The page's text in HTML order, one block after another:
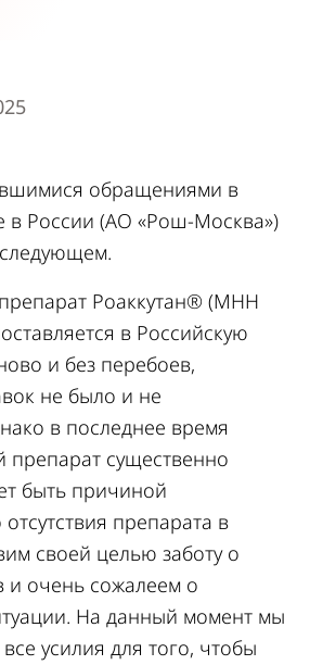
обращениями в
в России (АО «Рош-Москва»)
Роаккутан® (МНН
в Российскую
и без перебоев,
не было и не
в последнее время
препарат существенно
быть причиной
препарата в
своей целью заботу о
и очень сожалеем о
На данный момент мы
усилия для того, чтобы